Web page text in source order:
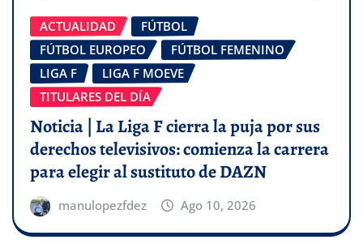
ACTUALIDAD
FÚTBOL
FÚTBOL EUROPEO
FÚTBOL FEMENINO
LIGA F
LIGA F MOEVE
TITULARES DEL DÍA
Noticia | La Liga F cierra la puja por sus
derechos televisivos: comienza la carrera
para elegir al sustituto de DAZN
manulopezfdez Ago 10, 2026